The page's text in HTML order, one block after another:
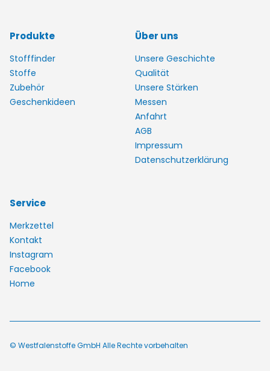
Produkte
Stofffinder
Stoffe
Zubehör
Geschenkideen
Über uns
Unsere Geschichte
Qualität
Unsere Stärken
Messen
Anfahrt
AGB
Impressum
Datenschutzerklärung
Service
Merkzettel
Kontakt
Instagram
Facebook
Home
© Westfalenstoffe GmbH Alle Rechte vorbehalten